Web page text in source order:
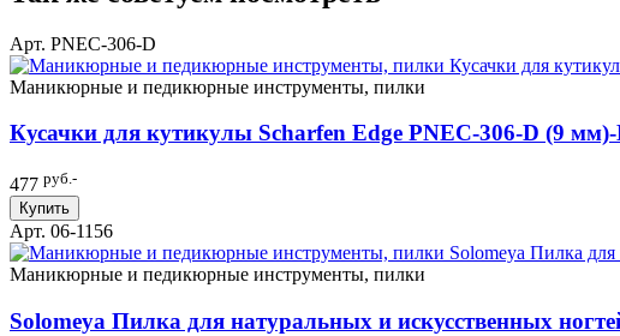
Арт. PNEC-306-D
Маникюрные и педикюрные инструменты, пилки
Кусачки для кутикулы Scharfen Edge PNEC-306-D (9
477 руб.-
Купить
Арт. 06-1156
Маникюрные и педикюрные инструменты, пилки
Solomeya Пилка для натуральных и искусственных